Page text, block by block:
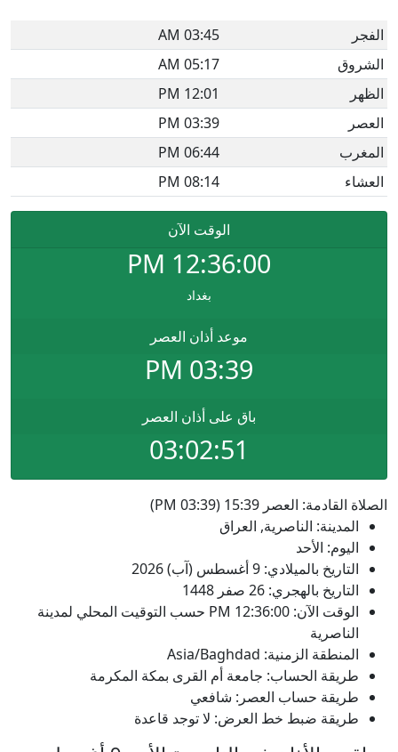
الفجر
03:45 AM
الشروق
05:17 AM
الظهر
12:01 PM
العصر
03:39 PM
المغرب
06:44 PM
العشاء
08:14 PM
الوقت الآن
12:36:00
PM
بغداد
موعد أذان العصر
03:39 PM
باق على أذان العصر
03:02:51
الصلاة القادمة: العصر 15:39 (03:39 PM)
المدينة: الناصرية, العراق
اليوم: الأحد
التاريخ بالميلادي: 9 أغسطس (آب) 2026
التاريخ بالهجري: 26 صفر 1448
الوقت الآن: 12:36:00
PM حسب التوقيت المحلي لمدينة
الناصرية
المنطقة الزمنية: Asia/Baghdad
طريقة الحساب: جامعة أم القرى بمكة المكرمة
طريقة حساب العصر: شافعي
طريقة ضبط خط العرض: لا توجد قاعدة